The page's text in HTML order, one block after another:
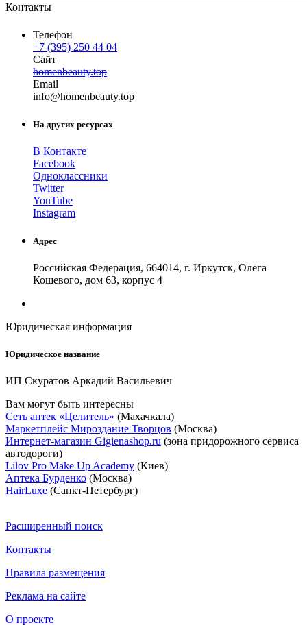
Контакты
Телефон
+7 (395) 250 44 04
Сайт
homenbeauty.top
Email
info@homenbeauty.top
На других ресурсах
В Контакте
Facebook
Одноклассники
Twitter
YouTube
Instagram
Адрес
Российская Федерация, 664014, г. Иркутск, Олега
Кошевого, дом 63, корпус 4
Юридическая информация
Юридическое название
ИП Скуратов Аркадий Васильевич
Вам могут быть интересны
Сеть аптек «Целитель» (Махачкала)
Маркетплейс Мироздание Творцов (Москва)
Интернет-магазин Gigienashop.ru (зона придорожного сервиса
автодороги)
Lilov Pro Make Up Academy (Киев)
Аптека Бурденко (Москва)
HairLuxe (Санкт-Петербург)
Расширенный поиск
Контакты
Правила размещения
Реклама на сайте
О проекте